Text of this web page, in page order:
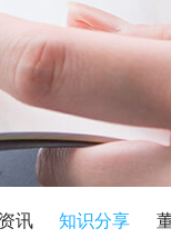
讯 知识分享